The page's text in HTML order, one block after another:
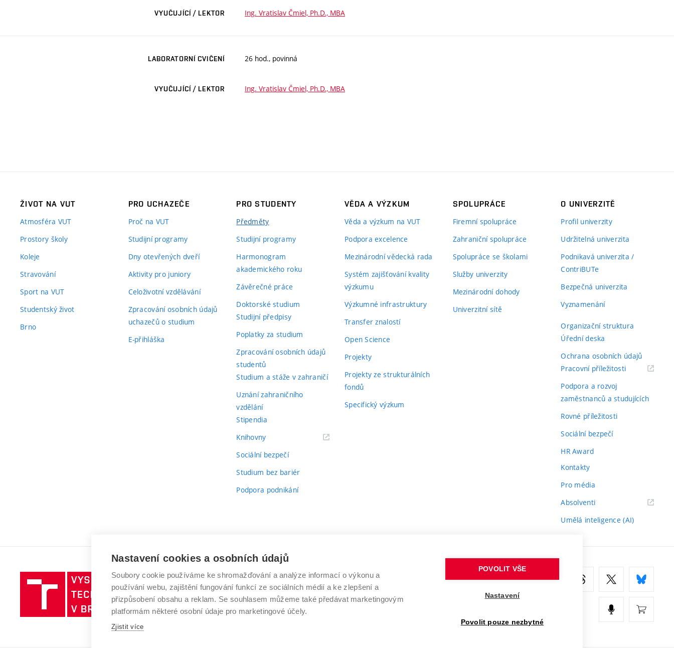
VYUČUJÍCÍ / LEKTOR Ing. Vratislav Čmiel, Ph.D., MBA
LABORATORNÍ CVIČENÍ 26 hod., povinná
VYUČUJÍCÍ / LEKTOR Ing. Vratislav Čmiel, Ph.D., MBA
ŽIVOT NA VUT
Atmosféra VUT
Prostory školy
Koleje
Stravování
Sport na VUT
Studentský život
Brno
PRO UCHAZEČE
Proč na VUT
Studijní programy
Dny otevřených dveří
Aktivity pro juniory
Celoživotní vzdělávání
Zpracování osobních údajů
uchazečů o studium
E-přihláška
PRO STUDENTY
Předměty
Studijní programy
Harmonogram
akademického roku
Závěrečné práce
Doktorské studium
Studijní předpisy
Poplatky za studium
Zpracování osobních údajů
studentů
Studium a stáže v zahraničí
Uznání zahraničního
vzdělání
Stipendia
Knihovny(externí
Sociální bezpečí
Studium bez bariér
Podpora podnikání
VĚDA A VÝZKUM
Věda a výzkum na VUT
Podpora excelence
Mezinárodní vědecká rada
Systém zajišťování kvality
výzkumu
Výzkumné infrastruktury
Transfer znalostí
Open Science
Projekty
Projekty ze strukturálních
fondů
Specifický výzkum
SPOLUPRÁCE
Firemní spolupráce
Zahraniční spolupráce
Spolupráce se školami
Služby univerzity
Mezinárodní dohody
Univerzitní sítě
O UNIVERZITĚ
Profil univerzity
Udržitelná univerzita
Podnikavá univerzita /
ContriBUTe
Bezpečná univerzita
Vyznamenání
Organizační struktura
Úřední deska
Ochrana osobních údajů
Pracovní příležitosti(externí
Podpora a rozvoj
zaměstnanců a studujících
Rovné příležitosti
Sociální bezpečí
HR Award
Kontakty
Pro média
Absolventi(externí
Umělá inteligence (AI)
Vysoké
učení
technické
v
VYSOKÉ UČENÍ TECHNICKÉ V BRNĚ
Antonínská 548/1
602 00 Brno
www.vut.cz
Nastavení cookies a osobních údajů
Soubory cookie používáme ke shromažďování a analýze informací o výkonu a
používání webu, zajištění fungování funkcí ze sociálních médií a ke zlepšení a
přizpůsobení obsahu a reklam. Se souhlasem můžeme také předávat marketingovým
platformám některé osobní údaje pro marketingové účely.
Zjistit více
POVOLIT VŠE
Nastavení
Povolit pouze nezbytné